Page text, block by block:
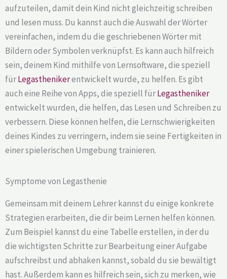
aufzuteilen, damit dein Kind nicht gleichzeitig schreiben
und lesen muss. Du kannst auch die Auswahl der Wörter
vereinfachen, indem du die geschriebenen Wörter mit
Bildern oder Symbolen verknüpfst. Es kann auch hilfreich
sein, deinem Kind mithilfe von Lernsoftware, die speziell
fürLegasthenikerentwickelt wurde, zu helfen. Es gibt
auch eine Reihe von Apps, die speziell fürLegastheniker
entwickelt wurden, die helfen, das Lesen und Schreiben zu
verbessern. Diese können helfen, die Lernschwierigkeiten
deines Kindes zu verringern, indem sie seine Fertigkeiten in
einer spielerischen Umgebung trainieren.
Symptome von Legasthenie
Gemeinsam mit deinem Lehrer kannst du einige konkrete
Strategien erarbeiten, die dir beim Lernen helfen können.
Zum Beispiel kannst du eine Tabelle erstellen, in der du
die wichtigsten Schritte zur Bearbeitung einer Aufgabe
aufschreibst und abhaken kannst, sobald du sie bewältigt
hast. Außerdem kann es hilfreich sein, sich zu merken, wie